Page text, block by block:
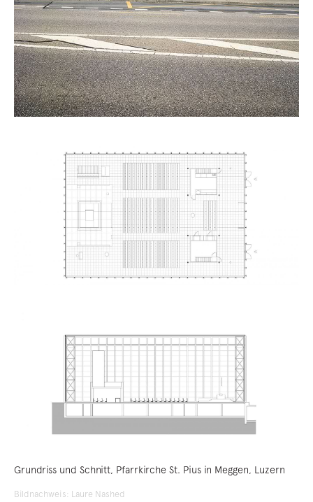
Grundriss und Schnitt, Pfarrkirche St. Pius in Meggen, Luzern
Bildnachweis: Laure Nashed